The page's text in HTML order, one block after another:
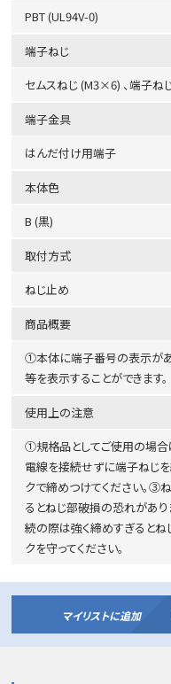
PBT (UL94V-0)
端子ねじ
セムスねじ (M3×6) 、端子ね
端子金具
はんだ付け用端子
本体色
B (黒)
取付方式
ねじ止め
商品概要
①本体に端子番号の表示が
等を表示することができます。
使用上の注意
①規格品としてご使用の場合
電線を接続せずに端子ねじ
クで締めつけてください。③
るとねじ部破損の恐れがあ
続の際は強く締めすぎるとね
クを守ってください。
マイリストに追加